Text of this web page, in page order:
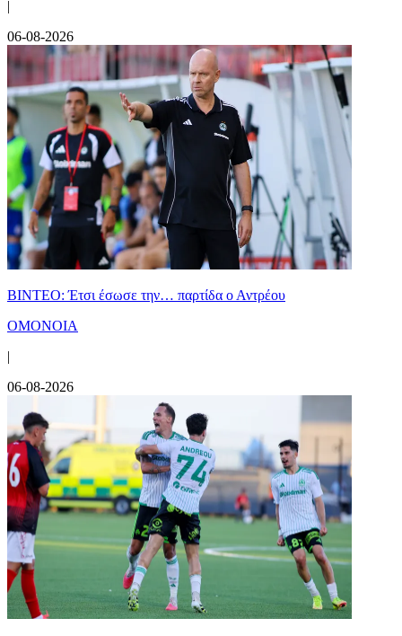
|
06-08-2026
ΒΙΝΤΕΟ: Έτσι έσωσε την… παρτίδα ο Αντρέου
ΟΜΟΝΟΙΑ
|
06-08-2026